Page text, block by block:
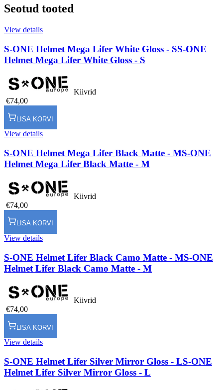
Seotud tooted
View details
S-ONE Helmet Mega Lifer White Gloss - SS-ONE
Helmet Mega Lifer White Gloss - S
Kiivrid
€74,00
LISA KORVI
View details
S-ONE Helmet Mega Lifer Black Matte - MS-ONE
Helmet Mega Lifer Black Matte - M
Kiivrid
€74,00
LISA KORVI
View details
S-ONE Helmet Lifer Black Camo Matte - MS-ONE
Helmet Lifer Black Camo Matte - M
Kiivrid
€74,00
LISA KORVI
View details
S-ONE Helmet Lifer Silver Mirror Gloss - LS-ONE
Helmet Lifer Silver Mirror Gloss - L